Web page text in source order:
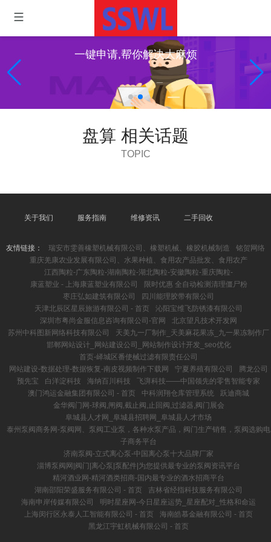
一键申请,帮你解决大麻烦
盘算 相关话题
TOPIC
关于我们 服务指南 维修资讯 二手回收
友情链接： 瑞安市雯善橡塑机械有限公司、橡塑机械、橡胶机械制造
铭贺网络
重庆羌康农业发展有限公司、水果种植、食用农产品批发、食用农产
江西陶粒-广东陶粒-湖南陶粒-湖北陶粒-安徽陶粒-重庆陶粒-
康蓝塑业 - 上海康蓝塑业有限公司
限时优惠 全自动检测清理僵尸粉
枣庄弘如建筑有限公司
四川能理胶带有限公司
天津北辰区星辰旅游有限公司 - 首页
沁阳宝维飞防锈漆有限公司
深圳市粤尚金服信息咨询有限公司-官网
北京望凡技术开发网
苏州中科图新网络科技有限公司
天美九一厂制作_天美麻花果冻_九一果冻制作厂
邯郸网站设计_网站建设公司_网站制作设计开发_seo优化
首页-峄城区番使械过滤有限责任公司
网站建设-数据处理-数据恢复-南皮视频制作下载网
宁夏养殖有限公司
腾龙公司
预先宝
白洋淀科技 海纳百川科技
飞湃科技——中国领先的零售智能专家
澳门鸿运金融集团有限公司 - 首页
中科润翔仓库管理系统
跃迪商城
金华阀门网-球阀,闸阀,截止阀,止回阀,过滤器,阀门展会
阜城县人才网_阜城县招聘网_阜城县人才市场
泰州泵阀商务网-泵阀网、泵阀工业泵，各种水泵产品，阀门生产销售，泵阀选购电
子商务平台
济南泵阀-立式离心泵-中国离心泵十大品牌厂家
淄博泵阀网|阀门|离心泵|泵配件|为您提供最专业的泵阀资讯平台
精河酒业网-精河酒类招商-国内最专业的酒水招商平台
湖南邵阳荣盛服务有限公司 - 首页
吉林省经指科技服务有限公司
海南申岸传媒有限公司
明时星座网-今日星座运势_星座配对_性格和命运
上海闵行区永泰人工智能有限公司 - 首页
海南皓慕金融有限公司 - 首页
黑龙江宇虹机械有限公司 - 首页